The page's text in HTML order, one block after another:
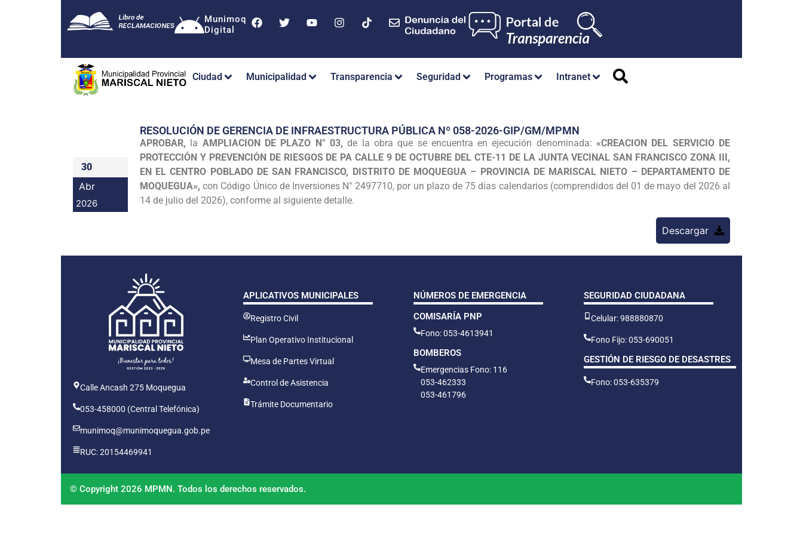
Munimoq
Digital
Ciudad Municipalidad Transparencia Seguridad Programas Intranet
30
Abr
2026
RESOLUCIÓN DE GERENCIA DE INFRAESTRUCTURA PÚBLICA Nº 058-2026-GIP/GM/MPMN
APROBAR, la AMPLIACION DE PLAZO N° 03, de la obra que se encuentra en ejecución denominada: «CREACION DEL SERVICIO DE
PROTECCIÓN Y PREVENCIÓN DE RIESGOS DE PA CALLE 9 DE OCTUBRE DEL CTE-11 DE LA JUNTA VECINAL SAN FRANCISCO ZONA III,
EN EL CENTRO POBLADO DE SAN FRANCISCO, DISTRITO DE MOQUEGUA – PROVINCIA DE MARISCAL NIETO – DEPARTAMENTO DE
MOQUEGUA», con Código Único de Inversiones N° 2497710, por un plazo de 75 días calendarios (comprendidos del 01 de mayo del 2026 al
14 de julio del 2026), conforme al siguiente detalle.
Descargar
Calle Ancash 275 Moquegua
053-458000 (Central Telefónica)
munimoq@munimoquegua.gob.pe
RUC: 20154469941
APLICATIVOS MUNICIPALES
Registro Civil
Plan Operativo Institucional
Mesa de Partes Virtual
Control de Asistencia
Trámite Documentario
NÚMEROS DE EMERGENCIA
COMISARÍA PNP
Fono: 053-4613941
BOMBEROS
Emergencias Fono: 116
053-462333
053-461796
SEGURIDAD CIUDADANA
Celular: 988880870
Fono Fijo: 053-690051
GESTIÓN DE RIESGO DE DESASTRES
Fono: 053-635379
© Copyright 2026 MPMN. Todos los derechos reservados.